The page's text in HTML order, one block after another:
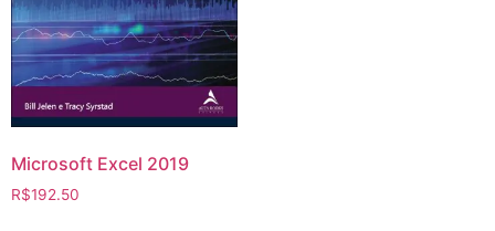
Microsoft Excel 2019
R$192.50